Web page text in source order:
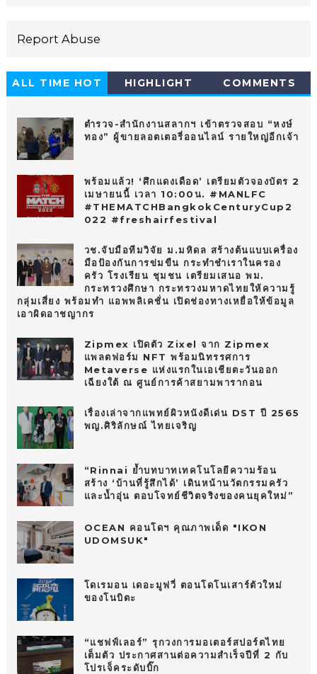
Report Abuse
ALL TIME HOT
HIGHLIGHT COMMENTS
ตำรวจ-สำนักงานสลากฯ เข้าตรวจสอบ “หงษ์
ทอง” ผู้ขายลอตเตอรี่ออนไลน์ รายใหญ่อีกเจ้า
พร้อมแล้ว! ‘ศึกแดงเดือด’ เตรียมตัวจองบัตร 2
เมษายนนี้ เวลา 10:00น. #MANLFC
#THEMATCHBangkokCenturyCup2
022 #freshairfestival
วช.จับมือทีมวิจัย ม.มหิดล สร้างต้นแบบเครื่อง
มือป้องกันการข่มขืน กระทำชำเราในครอง
ครัว โรงเรียน ชุมชน เตรียมเสนอ พม.
กระทรวงศึกษา กระทรวงมหาดไทยให้ความรู้
กลุ่มเสี่ยง พร้อมทำ แอพพลิเคชั่น เปิดช่องทางเหยื่อให้ข้อมูล
เอาผิดอาชญากร
Zipmex เปิดตัว Zixel จาก Zipmex
แพลตฟอร์ม NFT พร้อมนิทรรศการ
Metaverse แห่งแรกในเอเชียตะวันออก
เฉียงใต้ ณ ศูนย์การค้าสยามพารากอน
เรื่องเล่าจากแพทย์ผิวหนังดีเด่น DST ปี 2565
พญ.ศิริลักษณ์ ไทยเจริญ
“Rinnai ย้ำบทบาทเทคโนโลยีความร้อน
สร้าง ‘บ้านที่รู้สึกได้’ เดินหน้านวัตกรรมครัว
และน้ำอุ่น ตอบโจทย์ชีวิตจริงของคนยุคใหม่”
OCEAN คอนโดฯ คุณภาพเด็ด "IKON
UDOMSUK"
โดเรมอน เดอะมูฟวี่ ตอนโดโนเสาร์ตัวใหม่
ของโนบิตะ
“แชฟฟ์เลอร์” รุกวงการมอเตอร์สปอร์ตไทย
เต็มตัว ประกาศสานต่อความสำเร็จปีที่ 2 กับ
โปรเจ็คระดับบิ๊ก